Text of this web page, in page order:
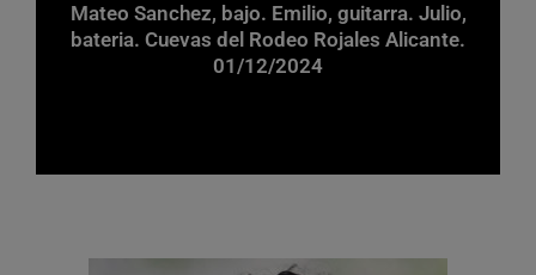
Mateo Sanchez, bajo. Emilio, guitarra. Julio,
bateria. Cuevas del Rodeo Rojales Alicante.
01/12/2024